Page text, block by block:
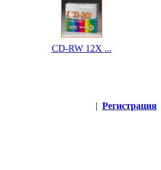
CD-RW 12X ...
| Регистрация